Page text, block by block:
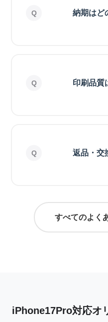
納期はど
印刷品質
返品・交
すべてのよく
iPhone17Pro対応オ